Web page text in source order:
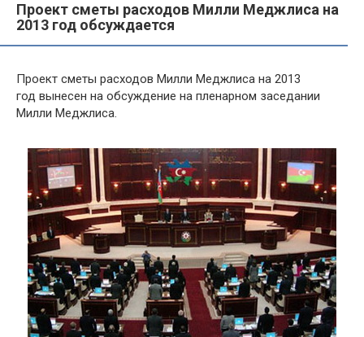
Проект сметы расходов Милли Меджлиса на
2013 год обсуждается
Проект сметы расходов Милли Меджлиса на 2013
год вынесен на обсуждение на пленарном заседании
Милли Меджлиса.